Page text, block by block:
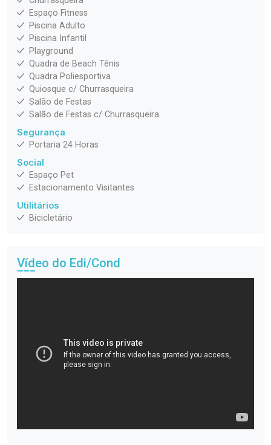
Espaço Fitness
Piscina Adulto
Piscina Infantil
Playground
Quadra de Beach Tênis
Quadra Poliesportiva
Quiosque c/ Churrasqueira
Salão de Festas
Salão de Festas c/ Churrasqueira
Segurança
Portaria 24 Horas
Social
Espaço Pet
Estacionamento Visitantes
Utilitários
Bicicletário
Vídeo do Edi/Cond